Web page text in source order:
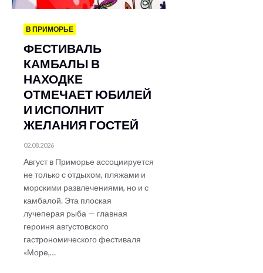
В ПРИМОРЬЕ
ФЕСТИВАЛЬ
КАМБАЛЫ В
НАХОДКЕ
ОТМЕЧАЕТ ЮБИЛЕЙ
И ИСПОЛНИТ
ЖЕЛАНИЯ ГОСТЕЙ
02.08.2026
Август в Приморье ассоциируется
не только с отдыхом, пляжами и
морскими развлечениями, но и с
камбалой. Эта плоская
лучеперая рыба — главная
героиня августовского
гастрономического фестиваля
«Море,…